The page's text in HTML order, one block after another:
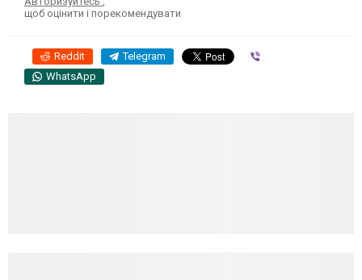
щоб оцінити і порекомендувати
Reddit Telegram
WhatsApp